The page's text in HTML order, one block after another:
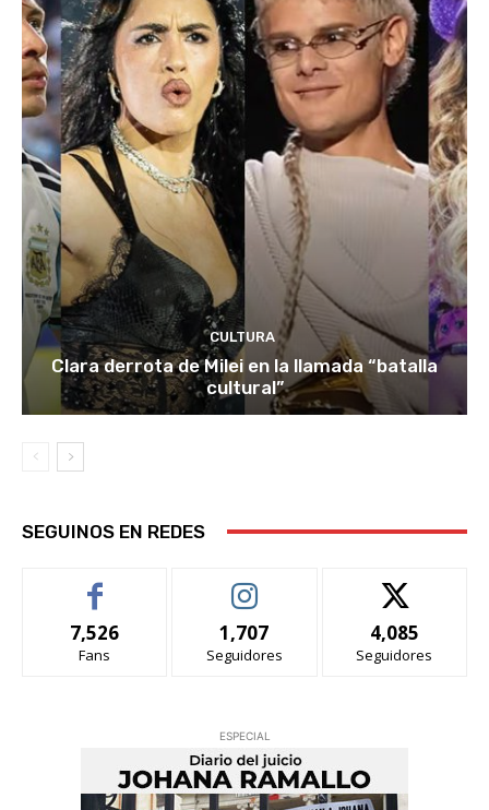
CULTURA
Clara derrota de Milei en la llamada “batalla
cultural”
SEGUINOS EN REDES
7,526
Fans
1,707
Seguidores
4,085
Seguidores
ESPECIAL